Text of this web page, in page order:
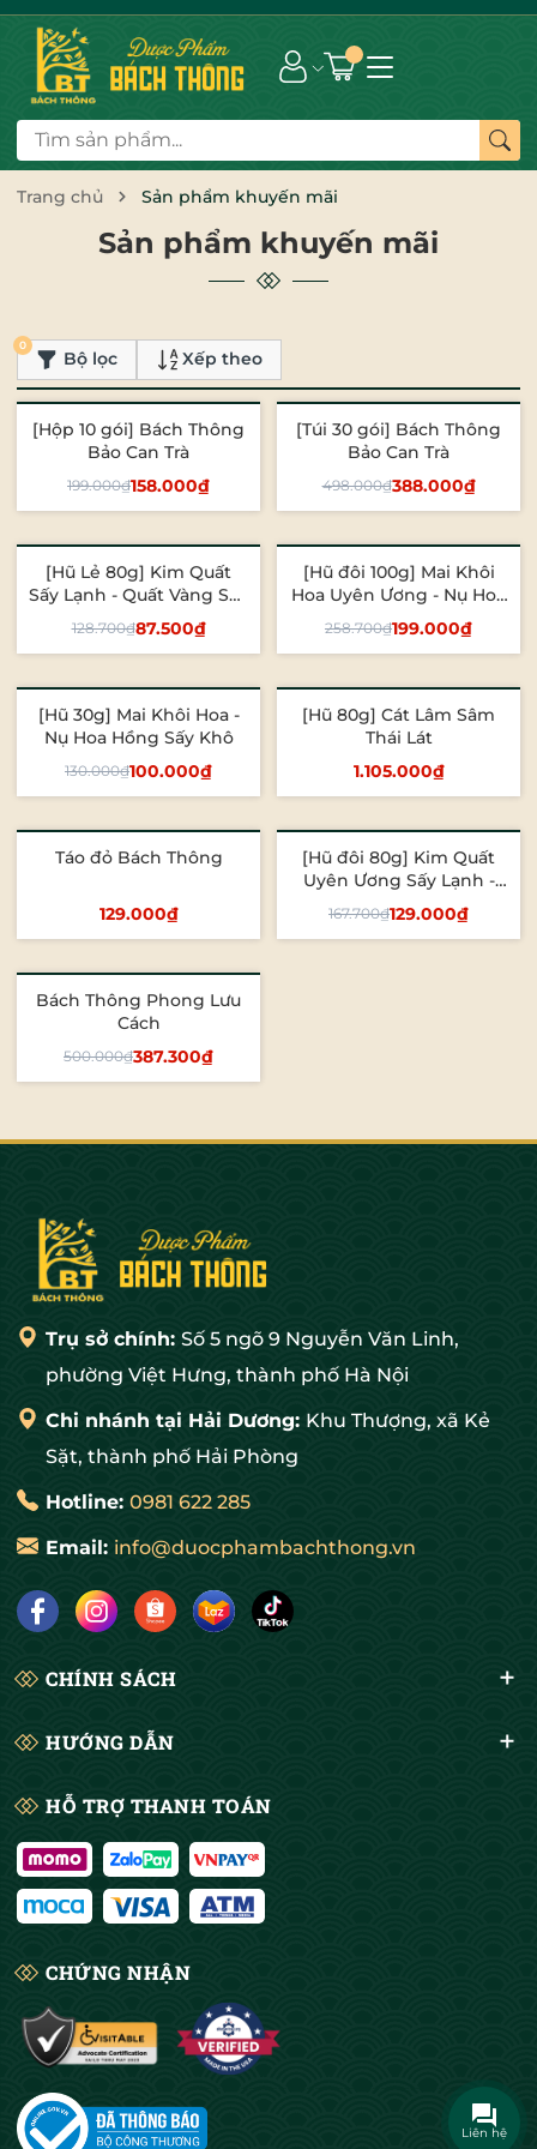
Trang chủ Sản phẩm khuyến mãi
Sản phẩm khuyến mãi
Bộ lọc
0
Xếp theo
- 21%
[Hộp 10 gói] Bách Thông
Bảo Can Trà
199.000₫158.000₫
- 22%
[Túi 30 gói] Bách Thông
Bảo Can Trà
498.000₫388.000₫
- 32%
[Hũ Lẻ 80g] Kim Quất
Sấy Lạnh - Quất Vàng Sấy
Khô
128.700₫87.500₫
- 23%
[Hũ đôi 100g] Mai Khôi
Hoa Uyên Ương - Nụ Hoa
Hồng Sấy Khô
258.700₫199.000₫
- 23%
[Hũ 30g] Mai Khôi Hoa -
Nụ Hoa Hồng Sấy Khô
130.000₫100.000₫
[Hũ 80g] Cát Lâm Sâm
Thái Lát
1.105.000₫
Táo đỏ Bách Thông
129.000₫
- 23%
[Hũ đôi 80g] Kim Quất
Uyên Ương Sấy Lạnh -
Quất Vàng Sấy Khô
167.700₫129.000₫
- 23%
Bách Thông Phong Lưu
Cách
500.000₫387.300₫
Trụ sở chính: Số 5 ngõ 9 Nguyễn Văn Linh,
phường Việt Hưng, thành phố Hà Nội
Chi nhánh tại Hải Dương: Khu Thượng, xã Kẻ
Sặt, thành phố Hải Phòng
Hotline: 0981 622 285
Email: info@duocphambachthong.vn
CHÍNH SÁCH
HƯỚNG DẪN
HỖ TRỢ THANH TOÁN
CHỨNG NHẬN
Liên hệ